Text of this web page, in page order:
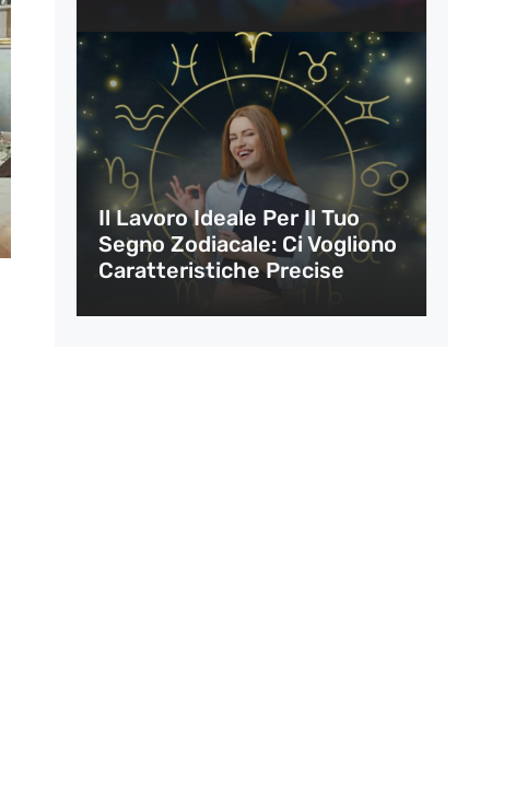
Il Lavoro Ideale Per Il Tuo
Segno Zodiacale: Ci Vogliono
Caratteristiche Precise